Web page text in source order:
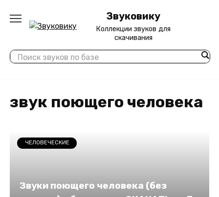
содержанию
Звуковику
Коллекции звуков для
скачивания
звук поющего человека
ЧЕЛОВЕЧЕСКИЕ
Звуки поющего человека (без